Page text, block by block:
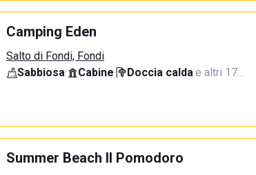
Camping Eden
Salto di Fondi, Fondi
Sabbiosa· Cabine· Doccia calda·e altri 17…
Summer Beach Il Pomodoro